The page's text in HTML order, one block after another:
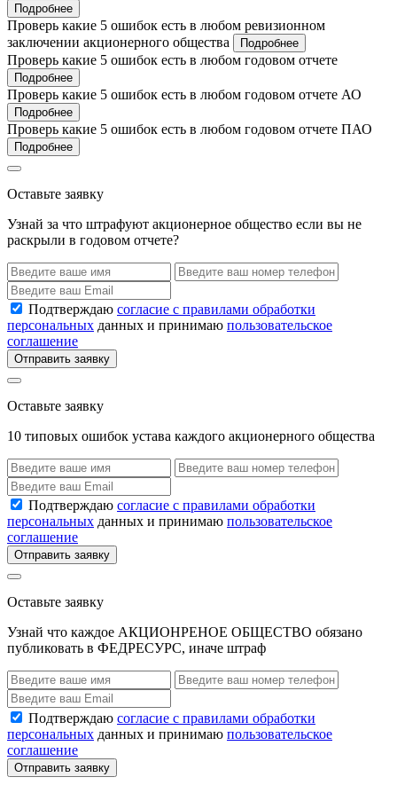
Подробнее
Проверь какие 5 ошибок есть в любом ревизионном
заключении акционерного общества
Подробнее
Проверь какие 5 ошибок есть в любом годовом отчете
Подробнее
Проверь какие 5 ошибок есть в любом годовом отчете АО
Подробнее
Проверь какие 5 ошибок есть в любом годовом отчете ПАО
Подробнее
Оставьте заявку
Узнай за что штрафуют акционерное общество если вы не
раскрыли в годовом отчете?
Подтверждаю согласие с правилами обработки
персональных данных и принимаю пользовательское
соглашение
Отправить заявку
Оставьте заявку
10 типовых ошибок устава каждого акционерного общества
Подтверждаю согласие с правилами обработки
персональных данных и принимаю пользовательское
соглашение
Отправить заявку
Оставьте заявку
Узнай что каждое АКЦИОНРЕНОЕ ОБЩЕСТВО обязано
публиковать в ФЕДРЕСУРС, иначе штраф
Подтверждаю согласие с правилами обработки
персональных данных и принимаю пользовательское
соглашение
Отправить заявку